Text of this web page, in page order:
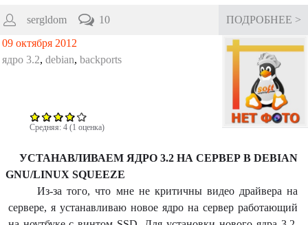
sergldom ПОДРОБНЕЕ >
10
09 октября 2012
ядро 3.2, debian, backports
Средняя: 4 (1 оценка)
УСТАНАВЛИВАЕМ ЯДРО 3.2 НА СЕРВЕР В DEBIAN
GNU/LINUX SQUEEZE
Из-за того, что мне не критичны видео драйвера на
сервере, я устанавливаю новое ядро на сервер работающий